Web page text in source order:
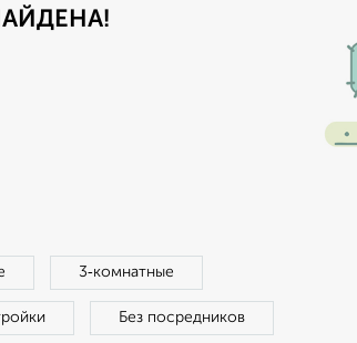
3‑комнатные
Без посредников